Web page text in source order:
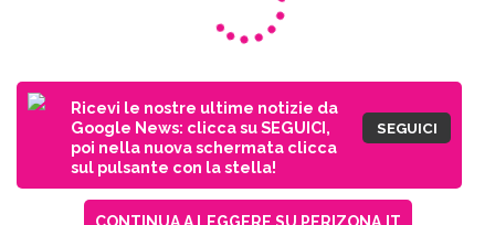
Ricevi le nostre ultime notizie da
Google News: clicca su SEGUICI,
poi nella nuova schermata clicca
sul pulsante con la stella!
SEGUICI
CONTINUA A LEGGERE SU PERIZONA.IT